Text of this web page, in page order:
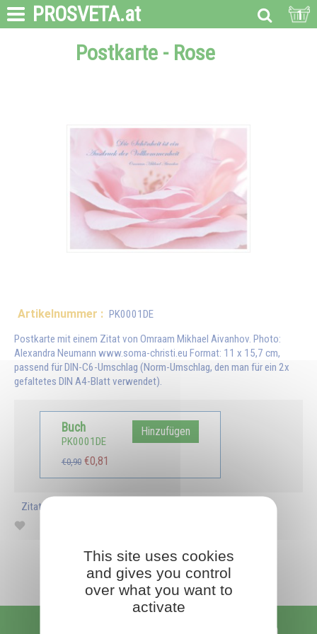
PROSVETA.at 1
Postkarte - Rose
Artikelnummer : PK0001DE
Postkarte mit einem Zitat von Omraam Mikhael Aivanhov. Photo:
Alexandra Neumann www.soma-christi.eu Format: 11 x 15,7 cm,
passend für DIN-C6-Umschlag (Norm-Umschlag, den man für ein 2x
gefaltetes DIN A4-Blatt verwendet).
Buch
PK0001DE
€0,90€0,81
Hinzufügen
Zitat: Die Schönheit ist ein Ausdruck der Vollkommenheit.
Ich möchte Gedanken für den Tag abonnieren
This site uses cookies
and gives you control
over what you want to
activate